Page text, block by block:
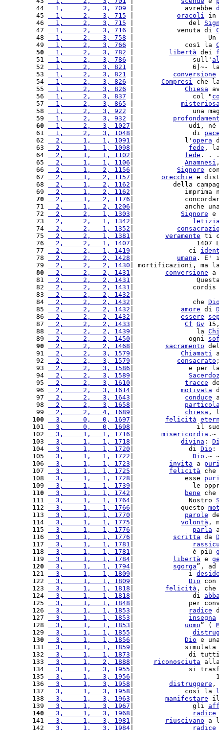
44
  1,     2,   3, 709
|             avrebbe
45
  1,     2,   3, 715
oracoli in
46
  1,     2,   3, 715
|              del
47
  1,     2,   3, 716
|           venuta di
48
  1,     2,   3, 758
|
49
  1,     2,   3, 766
|             così la
50
  1,     2,   3, 782
libertà dei
51
  1,     2,   3, 786
|               sull'
52
  1,     2,   3, 821
|               6]~-
53
  1,     2,   3, 821
conversione
54
  1,     2,   3, 826
Compresi che
55
  1,     2,   3, 826
Chiesa
56
  1,     2,   3, 837
|               col "
57
  1,     2,   3, 865
58
  1,     2,   3, 922
|               una
59
  1,     2,   3, 932
60
  1,     2,   3, 1027
|              udì, né
61
  1,     2,   3, 1048
|               di
62
  2,     1,   1, 1091
|             l' opera
63
  2,     1,   1, 1098
fede ,
64
  2,     1,   1, 1102
fede . .
65
  2,     1,   1, 1106
Anamnesi
66
  2,     1,   2, 1156
Signore
67
  2,     1,   2, 1157
orecchie e
68
  2,     1,   2, 1162
|          della
69
  2,     1,   2, 1162
|             imprima
70
  2,     1,   2, 1176
|
71
  2,     1,   2, 1206
|             anche
72
  2,     2,   1, 1303
Signore e
73
  2,     2,   1, 1342
74
  2,     2,   1, 1352
75
  2,     2,   1, 1381
veramente ti
76
  2,     2,   1, 1407
|                1407
77
  2,     2,   1, 1419
|              ci
78
  2,     2,   2, 1428
umana . E'
79
  2,     2,   2, 1430
| mortificazioni, ma
80
  2,     2,   2, 1431
conversione
81
  2,     2,   2, 1431
|
82
  2,     2,   2, 1431
|               cordis
83
  2,     2,   2, 1432
84
  2,     2,   2, 1432
|               che
85
  2,     2,   2, 1432
amore di
86
  2,     2,   2, 1432
essere
87
  2,     2,   2, 1433
Cf Gv
88
  2,     2,   2, 1439
|                la
89
  2,     2,   2, 1450
|              ogni
90
  2,     2,   2, 1468
sacramento
91
  2,     2,   3, 1579
Chiamati
92
  2,     2,   3, 1579
consacrato
93
  2,     2,   3, 1586
|              e per
94
  2,     2,   3, 1589
95
  2,     2,   3, 1610
tracce
96
  2,     2,   3, 1614
motivata
97
  2,     2,   3, 1643
conduce
98
  2,     2,   3, 1658
99
  2,     2,   4, 1689
chiesa ,
100
  3,     0,   0, 1697
felicità
101
  3,     0,   0, 1698
|                il
102
  3,     1,   1, 1716
misericordia .~
103
  3,     1,   1, 1718
divina :
104
  3,     1,   1, 1720
|              di Dio :
105
  3,     1,   1, 1722
Dio .~
106
  3,     1,   1, 1723
invita a
107
  3,     1,   1, 1725
felicità
108
  3,     1,   1, 1728
|             esse
109
  3,     1,   1, 1739
|               le
110
  3,     1,   1, 1742
bene
111
  3,     1,   1, 1764
|              Nostro
112
  3,     1,   1, 1766
|            questo
113
  3,     1,   1, 1770
parole
114
  3,     1,   1, 1775
volontà ,
115
  3,     1,   1, 1776
parla
116
  3,     1,   1, 1776
scritta da
117
  3,     1,   1, 1781
118
  3,     1,   1, 1781
|               è più
119
  3,     1,   1, 1784
libertà e
120
  3,     1,   1, 1794
sgorga”,
121
  3,     1,   1, 1809
|              i
122
  3,     1,   1, 1809
Dio
123
  3,     1,   1, 1818
felicità ,
124
  3,     1,   1, 1818
|               di
125
  3,     1,   1, 1848
|              per
126
  3,     1,   1, 1853
radice
127
  3,     1,   1, 1853
insegna
128
  3,     1,   1, 1853
uomo” (
129
  3,     1,   1, 1855
130
  3,     1,   1, 1856
Dio e
131
  3,     1,   1, 1859
|
132
  3,     1,   1, 1873
|              di
133
  3,     1,   2, 1888
riconosciuta
134
  3,     1,   3, 1955
|              si
135
  3,     1,   3, 1956
|
136
  3,     1,   3, 1958
distruggere ,
137
  3,     1,   3, 1958
|             così la
138
  3,     1,   3, 1963
manifestare
139
  3,     1,   3, 1967
|               gli
140
  3,     1,   3, 1968
radice
141
  3,     1,   3, 1981
riuscivano a
142
  3,     1,   3, 1984
radice